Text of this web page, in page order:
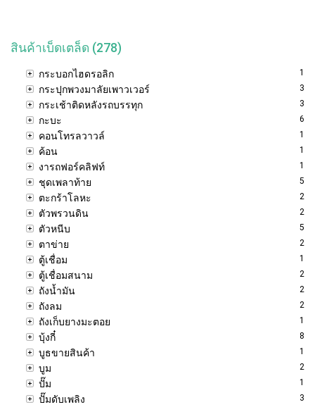
สินค้าเบ็ดเตล็ด (278)
กระบอกไฮดรอลิก 1
กระปุกพวงมาลัยเพาวเวอร์ 3
กระเช้าติดหลังรถบรรทุก 3
กะบะ 6
คอนโทรลวาวล์ 1
ค้อน 1
งารถฟอร์คลิฟท์ 1
ชุดเพลาท้าย 5
ตะกร้าโลหะ 2
ตัวพรวนดิน 2
ตัวหนีบ 5
ตาข่าย 2
ตู้เชื่อม 1
ตู้เชื่อมสนาม 2
ถังน้ำมัน 2
ถังลม 2
ถังเก็บยางมะตอย 1
บุ้งกี๋ 8
บูธขายสินค้า 1
บูม 2
ปั๊ม 1
ปั๊มดับเพลิง 3